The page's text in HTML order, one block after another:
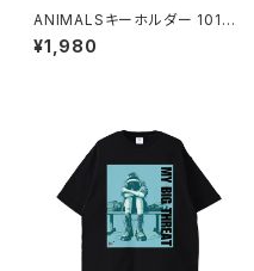
ANIMALSキーホルダー 1017-
240218059
¥1,980